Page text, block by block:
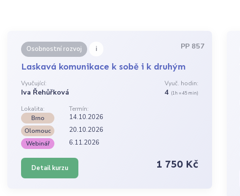
Osobnostní rozvoj i PP 857
Laskavá komunikace k sobě i k druhým
Vyučující:
Iva Řehůřková
Vyuč. hodin:
4 (1h = 45 min)
Lokalita:
Termín:
Brno
14.10.2026
Olomouc 20.10.2026
Webinář 6.11.2026
Detail kurzu 1 750 Kč